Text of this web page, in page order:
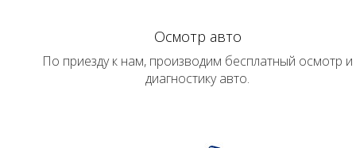
Осмотр авто
По приезду к нам, производим бесплатный осмотр и
диагностику авто.